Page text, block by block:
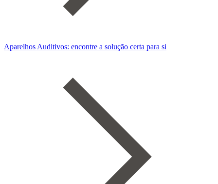
Aparelhos Auditivos: encontre a solução certa para si